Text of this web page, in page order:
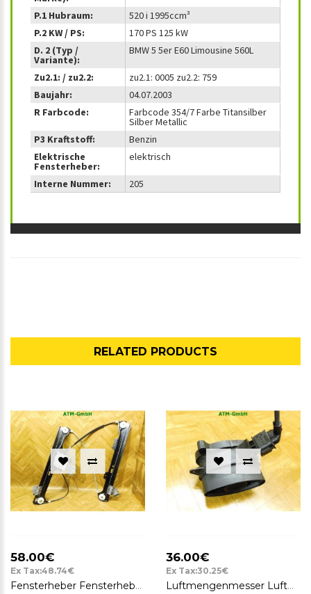
P.1 Hubraum:
520 i 1995ccm³
P.2 KW / PS:
170 PS 125 kW
D. 2 (Typ /
Variante):
BMW 5 5er E60 Limousine 560L
Zu2.1: / zu2.2:
zu2.1: 0005 zu2.2: 759
Baujahr:
04.07.2003
R Farbcode:
Farbcode 354/7 Farbe Titansilber
Silber Metallic
P3 Kraftstoff:
Benzin
Elektrische
Fensterheber:
elektrisch
Interne Nummer: 205
RELATED PRODUCTS
58.00€
Ex Tax:48.74€
Fensterheber Fensterhebermotor BMW 5 5er E60 E60 vorne links Fahrerseite 7075667
36.00€
Ex Tax:30.25€
Luftmengenmesser Luftmassenmesser BMW 5 5er E60 Bosch 092840004